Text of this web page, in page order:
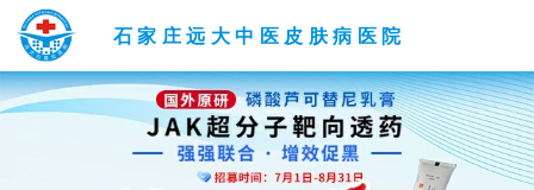
石家庄远大中医皮肤病医院